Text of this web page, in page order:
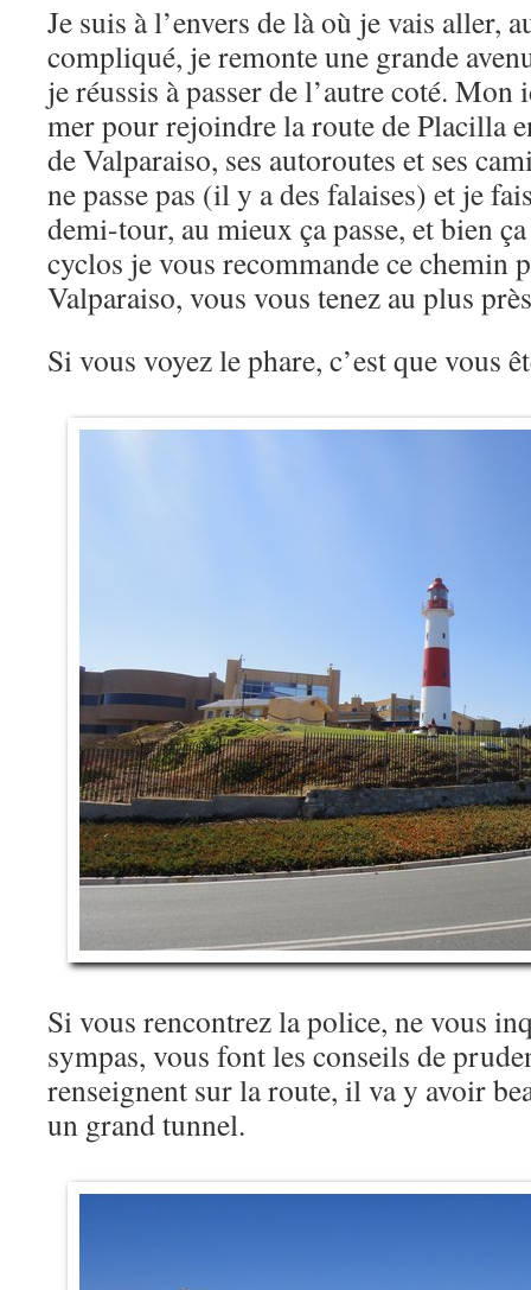
Je suis à l’envers de là où je vais aller,
compliqué, je remonte une grande
je réussis à passer de l’autre coté. Mon
mer pour rejoindre la route de Placilla
de Valparaiso, ses autoroutes et ses
ne passe pas (il y a des falaises) et je
demi-tour, au mieux ça passe, et bien
cyclos je vous recommande ce chemin
Valparaiso, vous vous tenez au plus
Si vous voyez le phare, c’est que vous
Si vous rencontrez la police, ne vous
sympas, vous font les conseils de
renseignent sur la route, il va y avoir
un grand tunnel.